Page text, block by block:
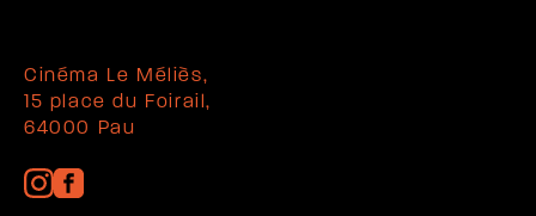
Cinéma Le Méliès,
15 place du Foirail,
64000 Pau